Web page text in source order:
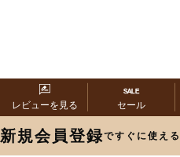
レビューを見る セール
新規会員登録ですぐに使える